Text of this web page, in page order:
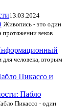
13.03.2024
Живопись - это один
протяжении веков
человека, вторым
Пабло
Пикассо - один